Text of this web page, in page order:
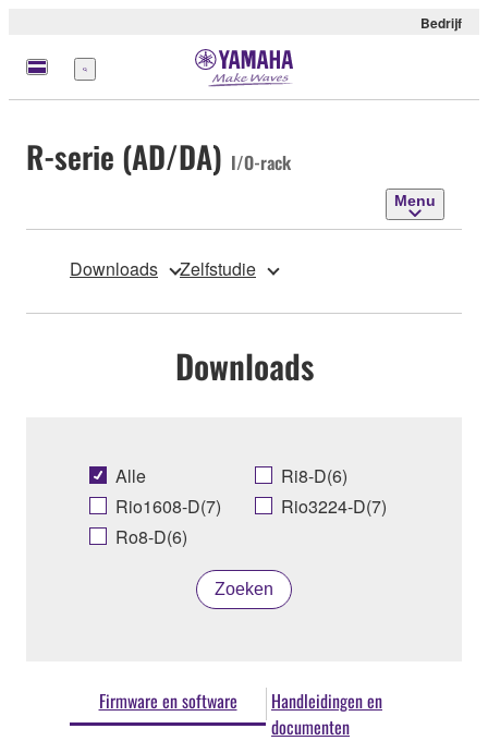
Bedrijf
Menu
R-serie (AD/DA) I/O-rack
Menu
Downloads Zelfstudie
Downloads
Alle
Ri8-D(6)
Rio1608-D(7)
Rio3224-D(7)
Ro8-D(6)
Zoeken
Firmware en software
Handleidingen en
documenten